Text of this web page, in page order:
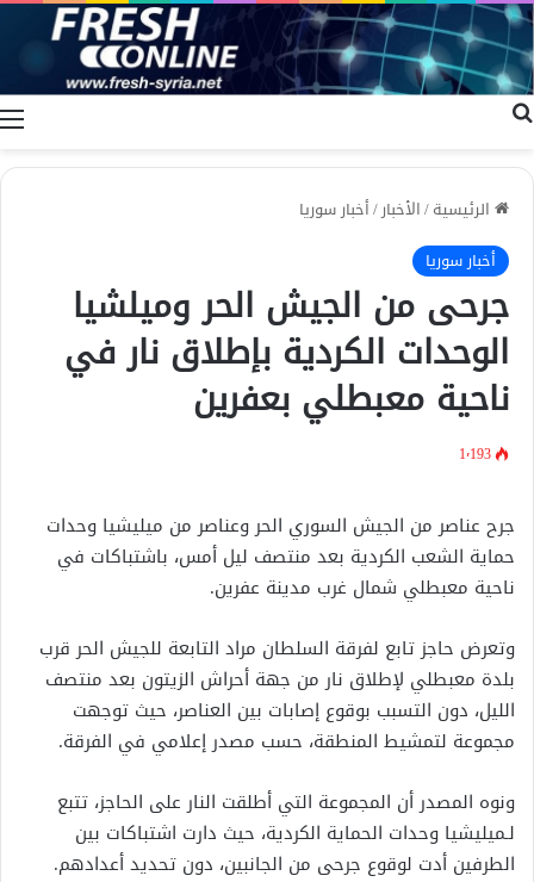
الرئيسية/الأخبار/أخبار سوريا
أخبار سوريا
جرحى من الجيش الحر وميلشيا
الوحدات الكردية بإطلاق نار في
ناحية معبطلي بعفرين
1٬193
جرح عناصر من الجيش السوري الحر وعناصر من ميليشيا وحدات
حماية الشعب الكردية بعد منتصف ليل أمس، باشتباكات في
ناحية معبطلي شمال غرب مدينة عفرين.
وتعرض حاجز تابع لفرقة السلطان مراد التابعة للجيش الحر قرب
بلدة معبطلي لإطلاق نار من جهة أحراش الزيتون بعد منتصف
الليل، دون التسبب بوقوع إصابات بين العناصر، حيث توجهت
مجموعة لتمشيط المنطقة، حسب مصدر إعلامي في الفرقة.
ونوه المصدر أن المجموعة التي أطلقت النار على الحاجز، تتبع
لـميليشيا وحدات الحماية الكردية، حيث دارت اشتباكات بين
الطرفين أدت لوقوع جرحى من الجانبين، دون تحديد أعدادهم.